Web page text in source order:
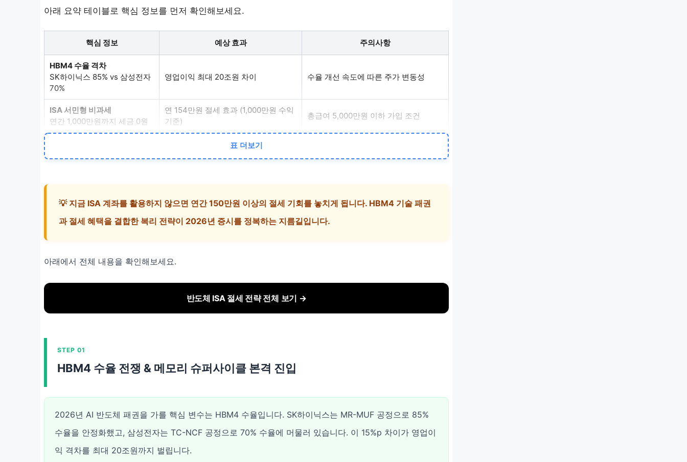
아래 요약 테이블로 핵심 정보를 먼저 확인해보세요.
핵심 정보 예상 효과 주의사항
HBM4 수율 격차
SK하이닉스 85% vs 삼성전자
70%
영업이익 최대 20조원 차이 수율 개선 속도에 따른 주가 변동성
ISA 서민형 비과세
연간 1,000만원까지 세금 0원
연 154만원 절세 효과 (1,000만원 수익
기준)
총급여 5,000만원 이하 가입 조건
삼전닉스 합산 영업이익 113조원 전망
표 더보기
💡 지금 ISA 계좌를 활용하지 않으면 연간 150만원 이상의 절세 기회를 놓치게 됩니다. HBM4 기술 패권
과 절세 혜택을 결합한 복리 전략이 2026년 증시를 정복하는 지름길입니다.
아래에서 전체 내용을 확인해보세요.
반도체 ISA 절세 전략 전체 보기 →
STEP 01
HBM4 수율 전쟁 & 메모리 슈퍼사이클 본격 진입
2026년 AI 반도체 패권을 가를 핵심 변수는 HBM4 수율입니다. SK하이닉스는 MR-MUF 공정으로 85%
수율을 안정화했고, 삼성전자는 TC-NCF 공정으로 70% 수율에 머물러 있습니다. 이 15%p 차이가 영업이
익 격차를 최대 20조원까지 벌립니다.